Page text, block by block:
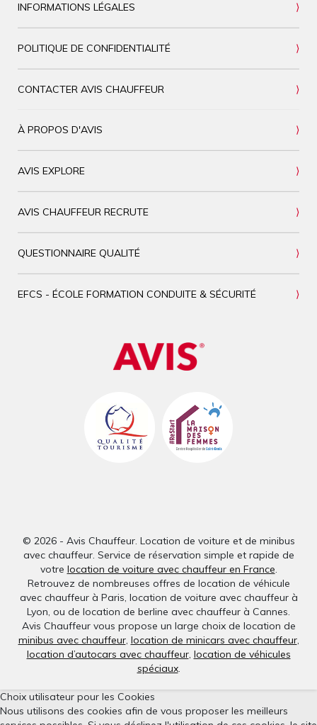
INFORMATIONS LÉGALES
POLITIQUE DE CONFIDENTIALITÉ
CONTACTER AVIS CHAUFFEUR
À PROPOS D'AVIS
AVIS EXPLORE
AVIS CHAUFFEUR RECRUTE
QUESTIONNAIRE QUALITÉ
EFCS - ÉCOLE FORMATION CONDUITE & SÉCURITÉ
© 2026 - Avis Chauffeur. Location de voiture et de minibus
avec chauffeur. Service de réservation simple et rapide de
votre location de voiture avec chauffeur en France.
Retrouvez de nombreuses offres de location de véhicule
avec chauffeur à Paris, location de voiture avec chauffeur à
Lyon, ou de location de berline avec chauffeur à Cannes.
Avis Chauffeur vous propose un large choix de location de
minibus avec chauffeur, location de minicars avec chauffeur,
location d’autocars avec chauffeur, location de véhicules
spéciaux.
Choix utilisateur pour les Cookies
Nous utilisons des cookies afin de vous proposer les meilleurs